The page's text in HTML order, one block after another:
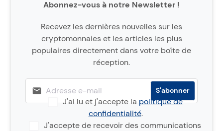
Abonnez-vous à notre Newsletter !
Recevez les dernières nouvelles sur les
cryptomonnaies et les articles les plus
populaires directement dans votre boîte de
réception.
J'ai lu et j'accepte lapolitique de
confidentialité.
J'accepte de recevoir des communications